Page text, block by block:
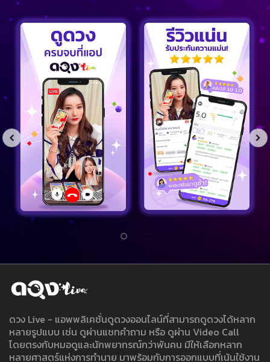
ดวง Live - แอพพลิเคชั่นดูดวงออนไลน์ที่สามารถดูดวงได้หลาก
หลายรูปแบบ เช่น ดูผ่านแชทคำถาม หรือ ดูผ่าน Video Call
โดยตรงกับหมอดูและนักพยากรณ์กว่าพันคน มีให้เลือกหลาก
หลายศาสตร์แห่งการทำนาย มาพร้อมกับการออกแบบที่เน้นใช้งาน